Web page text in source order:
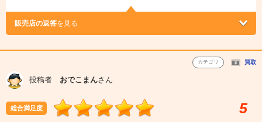
販売店の返答を見る
カテゴリ 買取
投稿者 おでこまんさん
総合満足度 5